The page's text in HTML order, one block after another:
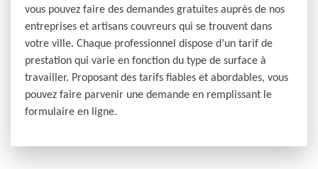
vous pouvez faire des demandes gratuites auprès de nos
entreprises et artisans couvreurs qui se trouvent dans
votre ville. Chaque professionnel dispose d’un tarif de
prestation qui varie en fonction du type de surface à
travailler. Proposant des tarifs fiables et abordables, vous
pouvez faire parvenir une demande en remplissant le
formulaire en ligne.